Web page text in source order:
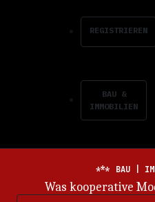
REGISTRIEREN
BAU &
IMMOBILIEN
BAU |
Energiemarkt im